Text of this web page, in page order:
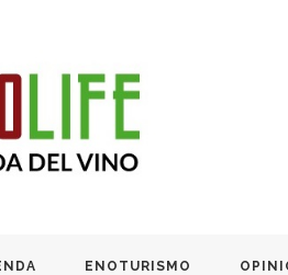
ENOTURISMO